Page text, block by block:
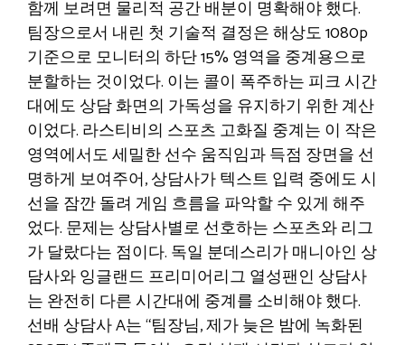
함께 보려면 물리적 공간 배분이 명확해야 했다.
팀장으로서 내린 첫 기술적 결정은 해상도 1080p
기준으로 모니터의 하단 15% 영역을 중계용으로
분할하는 것이었다. 이는 콜이 폭주하는 피크 시간
대에도 상담 화면의 가독성을 유지하기 위한 계산
이었다. 라스티비의 스포츠 고화질 중계는 이 작은
영역에서도 세밀한 선수 움직임과 득점 장면을 선
명하게 보여주어, 상담사가 텍스트 입력 중에도 시
선을 잠깐 돌려 게임 흐름을 파악할 수 있게 해주
었다. 문제는 상담사별로 선호하는 스포츠와 리그
가 달랐다는 점이다. 독일 분데스리가 매니아인 상
담사와 잉글랜드 프리미어리그 열성팬인 상담사
는 완전히 다른 시간대에 중계를 소비해야 했다.
선배 상담사 A는 “팀장님, 제가 늦은 밤에 녹화된